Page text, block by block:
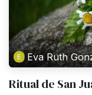
Eva Ruth
Ritual de San